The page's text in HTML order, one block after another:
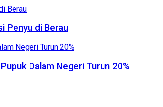
Penyu di Berau
Dalam Negeri Turun 20%